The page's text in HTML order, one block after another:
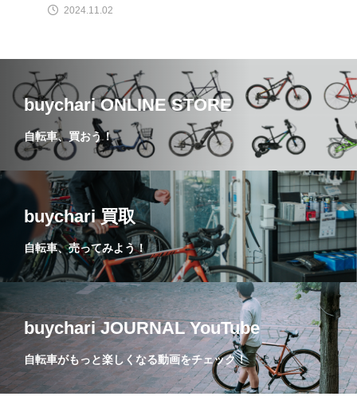
2024.11.02
buychari ONLINE STORE
自転車、買おう！
buychari 買取
自転車、売ってみよう！
buychari JOURNAL YouTube
自転車がもっと楽しくなる動画をチェック！